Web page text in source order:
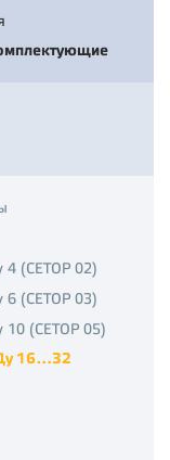
(CETOP 02)
(CETOP 03)
(CETOP 05)
16…32